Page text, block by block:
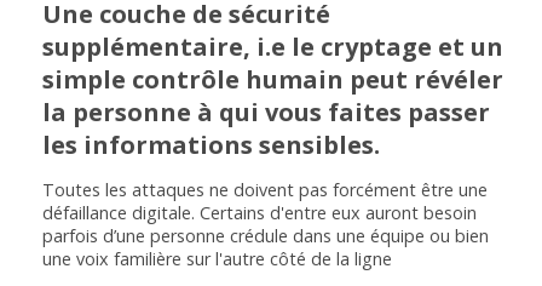
Une couche de sécurité
supplémentaire, i.e le cryptage et un
simple contrôle humain peut révéler
la personne à qui vous faites passer
les informations sensibles.
Toutes les attaques ne doivent pas forcément être une
défaillance digitale. Certains d'entre eux auront besoin
parfois d’une personne crédule dans une équipe ou bien
une voix familière sur l'autre côté de la ligne